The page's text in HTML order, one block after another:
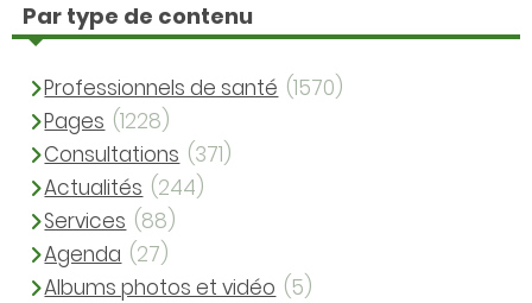
Par type de contenu
Professionnels de santé (1570)
Pages (1228)
Consultations (371)
Actualités (244)
Services (88)
Agenda (27)
Albums photos et vidéo (5)